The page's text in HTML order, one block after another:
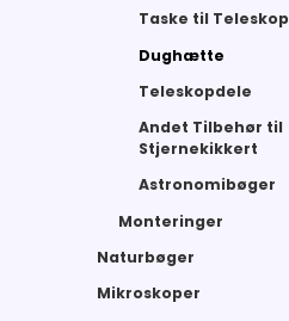
Taske til Teleskop
Dughætte
Teleskopdele
Andet Tilbehør til
Stjernekikkert
Astronomibøger
Monteringer
Naturbøger
Mikroskoper